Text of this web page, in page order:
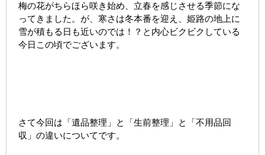
梅の花がちらほら咲き始め、立春を感じさせる季節にな
ってきました。が、寒さは冬本番を迎え、姫路の地上に
雪が積もる日も近いのでは！？と内心ビクビクしている
今日この頃でございます。
さて今回は「遺品整理」と「生前整理」と「不用品回
収」の違いについてです。